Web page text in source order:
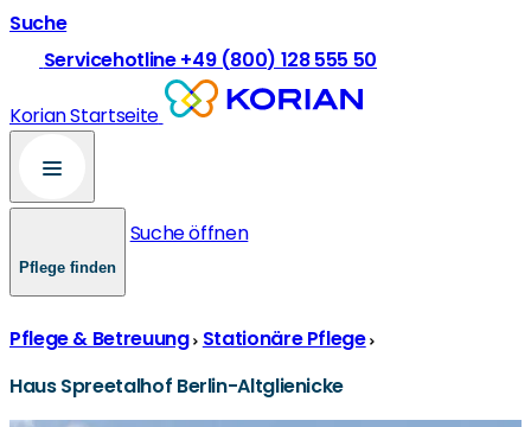
Suche
Servicehotline +49 (800) 128 555 50
Korian Startseite
Pflege finden
Suche öffnen
Pflege & Betreuung Stationäre Pflege
Haus Spreetalhof Berlin-Altglienicke